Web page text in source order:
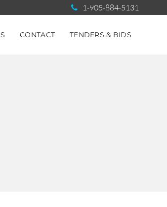
1-905-884-5131
CONTACT TENDERS & BIDS